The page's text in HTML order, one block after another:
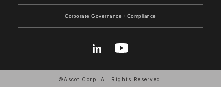
Corporate Governance ・Compliance
©Ascot Corp. All Rights Reserved.